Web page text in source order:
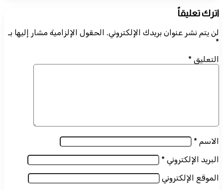
اترك تعليقاً
لن يتم نشر عنوان بريدك الإلكتروني. الحقول الإلزامية مشار إليها بـ
*
التعليق *
الاسم *
البريد الإلكتروني *
الموقع الإلكتروني